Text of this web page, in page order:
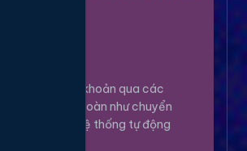
Nạp tiền vào tài khoản qua các
phương thức an toàn như chuyển
khoản, Momo... Hệ thống tự động